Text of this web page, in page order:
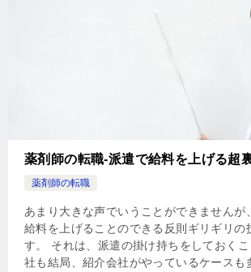
薬剤師の転職-派遣で給料を上げる超
薬剤師の転職
あまり大きな声でいうことができませんが
給料を上げることのできる反則ギリギリの
す。 それは、派遣の掛け持ちをしておく
社も結局、紹介会社がやっているケースも